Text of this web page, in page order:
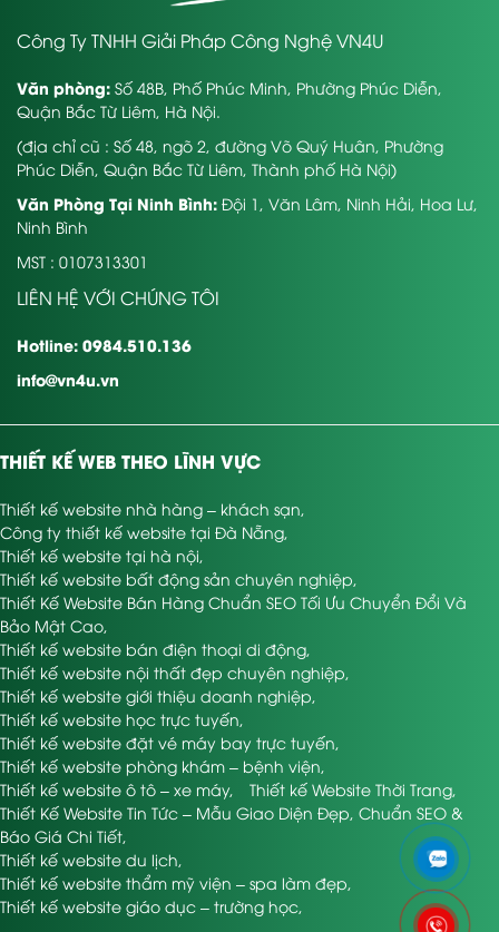
Công Ty TNHH Giải Pháp Công Nghệ VN4U
Văn phòng: Số 48B, Phố Phúc Minh, Phường Phúc Diễn,
Quận Bắc Từ Liêm, Hà Nội.
(địa chỉ cũ : Số 48, ngõ 2, đường Võ Quý Huân, Phường
Phúc Diễn, Quận Bắc Từ Liêm, Thành phố Hà Nội)
Văn Phòng Tại Ninh Bình: Đội 1, Văn Lâm, Ninh Hải, Hoa Lư,
Ninh Bình
MST : 0107313301
LIÊN HỆ VỚI CHÚNG TÔI
Hotline: 0984.510.136
info@vn4u.vn
THIẾT KẾ WEB THEO LĨNH VỰC
Thiết kế website nhà hàng – khách sạn,
Công ty thiết kế website tại Đà Nẵng,
Thiết kế website tại hà nội,
Thiết kế website bất động sản chuyên nghiệp,
Thiết Kế Website Bán Hàng Chuẩn SEO Tối Ưu Chuyển Đổi Và
Bảo Mật Cao,
Thiết kế website bán điện thoại di động,
Thiết kế website nội thất đẹp chuyên nghiệp,
Thiết kế website giới thiệu doanh nghiệp,
Thiết kế website học trực tuyến,
Thiết kế website đặt vé máy bay trực tuyến,
Thiết kế website phòng khám – bệnh viện,
Thiết kế website ô tô – xe máy, Thiết kế Website Thời Trang,
Thiết Kế Website Tin Tức – Mẫu Giao Diện Đẹp, Chuẩn SEO &
Báo Giá Chi Tiết,
Thiết kế website du lịch,
Thiết kế website thẩm mỹ viện – spa làm đẹp,
Thiết kế website giáo dục – trường học,